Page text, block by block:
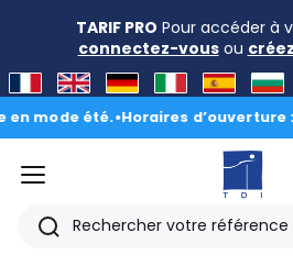
TARIF PRO Pour accéder à
connectez-vousou
été.•Horaires d’ouverture : 8h30
menu
Rechercher